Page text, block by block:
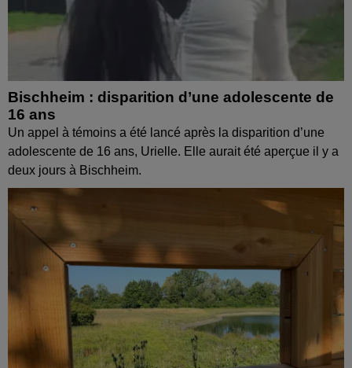
Bischheim : disparition d’une adolescente de
16 ans
Un appel à témoins a été lancé après la disparition d’une
adolescente de 16 ans, Urielle. Elle aurait été aperçue il y a
deux jours à Bischheim.